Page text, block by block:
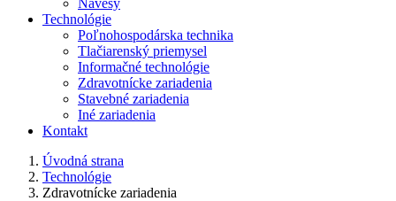
Návesy
Technológie
Poľnohospodárska technika
Tlačiarenský priemysel
Informačné technológie
Zdravotnícke zariadenia
Stavebné zariadenia
Iné zariadenia
Kontakt
Úvodná strana
Technológie
Zdravotnícke zariadenia